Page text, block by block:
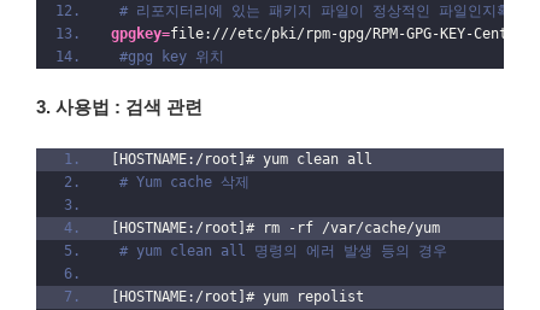
# 리포지터리에 있는 패키지 파일이 정상적인 파일인지확
gpgkey=file:///etc/pki/rpm-gpg/RPM-GPG-KEY-CentOS-7
#gpg key 위치
3. 사용법 : 검색 관련
[HOSTNAME:/root]# yum clean all
# Yum cache 삭제
[HOSTNAME:/root]# rm -rf /var/cache/yum
# yum clean all 명령의 에러 발생 등의 경우
[HOSTNAME:/root]# yum repolist